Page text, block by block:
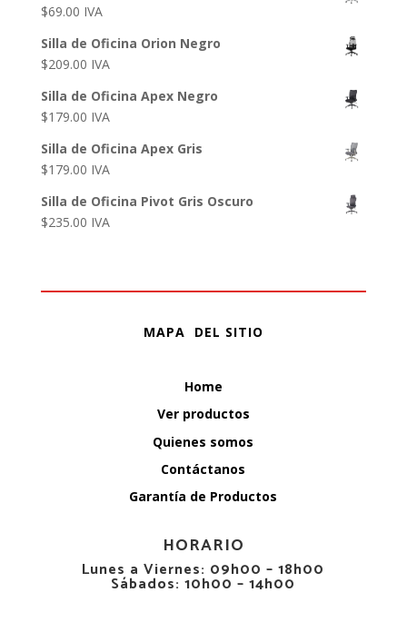
$69.00 IVA
Silla de Oficina Orion Negro
$209.00 IVA
Silla de Oficina Apex Negro
$179.00 IVA
Silla de Oficina Apex Gris
$179.00 IVA
Silla de Oficina Pivot Gris Oscuro
$235.00 IVA
MAPA DEL SITIO
Home
Ver productos
Quienes somos
Contáctanos
Garantía de Productos
HORARIO
Lunes a Viernes: 09h00 – 18h00
Sábados: 10h00 – 14h00